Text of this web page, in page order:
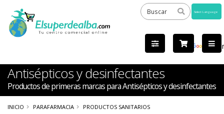
by
Antisépticos y desinfectantes
Productos de primeras marcas para Antisépticos y desinfectantes
INICIO PARAFARMACIA
PRODUCTOS SANITARIOS